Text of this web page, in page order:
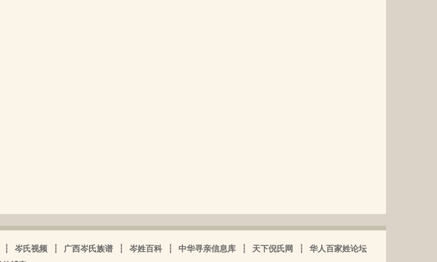
┆ 岑氏视频 ┆ 广西岑氏族谱 ┆ 岑姓百科 ┆ 中华寻亲信息库 ┆ 天下倪氏网 ┆
华人百家姓论坛